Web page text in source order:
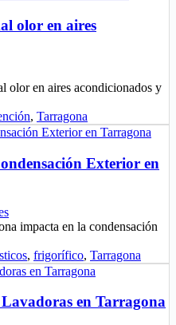
olor en aires
olor en aires acondicionados y
, Tarragona
Exterior en
impacta en la condensación
, frigorífico, Tarragona
en Tarragona